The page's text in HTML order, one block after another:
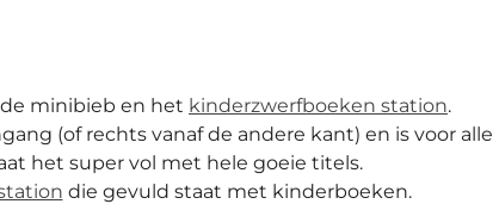
minibieb en het kinderzwerfboeken station.
(of rechts vanaf de andere kant) en is voor alle
het super vol met hele goeie titels.
die gevuld staat met kinderboeken.